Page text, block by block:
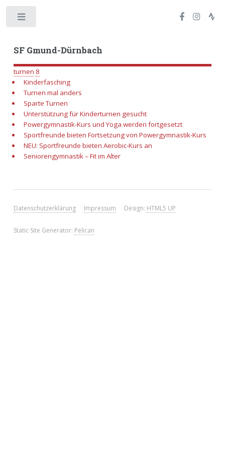
SF Gmund-Dürnbach
turnen 8
Kinderfasching
Turnen mal anders
Sparte Turnen
Unterstützung für Kinderturnen gesucht
Powergymnastik-Kurs und Yoga werden fortgesetzt
Sportfreunde bieten Fortsetzung von Powergymnastik-Kurs
NEU: Sportfreunde bieten Aerobic-Kurs an
Seniorengymnastik – Fit im Alter
Datenschutzerklärung Impressum Design: HTML5 UP
Static Site Generator: Pelican